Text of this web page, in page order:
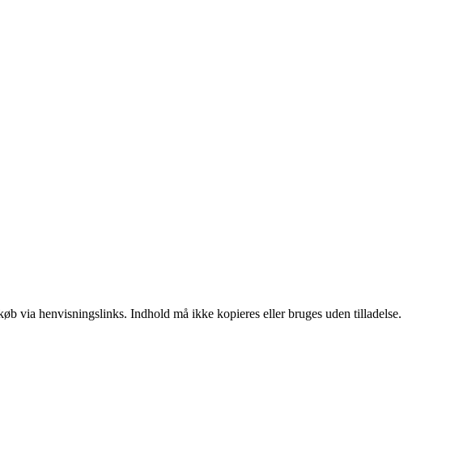
via henvisningslinks. Indhold må ikke kopieres eller bruges uden tilladelse.